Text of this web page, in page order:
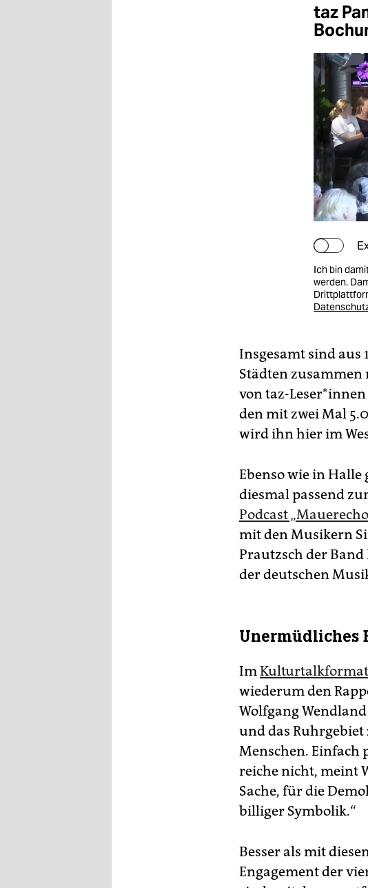
taz
Ich bin
werden.
Insgesamt sind aus
Städten
von taz-
den mit zwei Mal
wird ihn hier im
Ebenso wie in
diesmal passend
Podcast
mit den Musikern
Prautzsch der
der deutschen
Unermüdliches
Im Kulturtalkformat
wiederum den
Wolfgang
und das Ruhrgebiet
Menschen. Einfach
reiche nicht, meint
Sache, für die
billiger Symbolik.“
Besser als mit
Engagement der